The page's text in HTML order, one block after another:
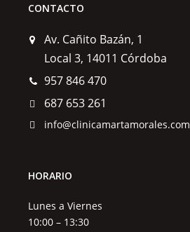
CONTACTO
Av. Cañito Bazán, 1
Local 3, 14011 Córdoba
957 846 470
687 653 261
info@clinicamartamorales.com
HORARIO
Lunes a Viernes
10:00 – 13:30